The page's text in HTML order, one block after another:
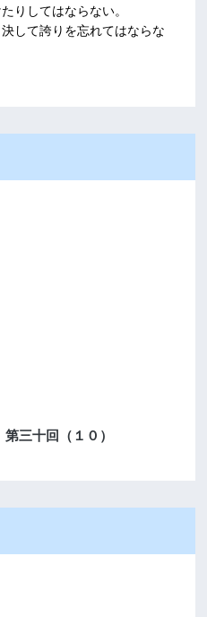
りしてはならない。
して誇りを忘れてはならな
三十回（１０）